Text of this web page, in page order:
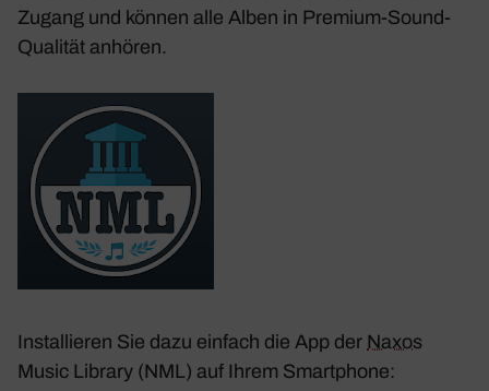
Zugang und können alle Alben in Premium-Sound-
Qualität anhören.
Instal­lieren Sie dazu einfach die App der Naxos
Music Library (NML) auf Ihrem Smart­phone: